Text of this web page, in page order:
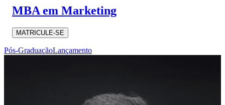
MBA em Marketing
MATRICULE-SE
Pós-GraduaçãoLançamento